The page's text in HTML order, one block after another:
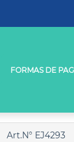
FORMAS DE
Art.N° EJ4293